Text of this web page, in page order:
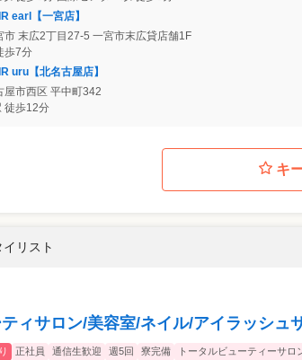
earl【一宮店】
市 末広2丁目27-5 一宮市末広貸店舗1F
歩7分
uru【北名古屋店】
屋市西区 平中町342
徒歩12分
キ
リスト
ィサロン/美容室/ネイル/アイラッシュ
正社員 通信生歓迎 週5回 寮完備 トータルビューティーサロ